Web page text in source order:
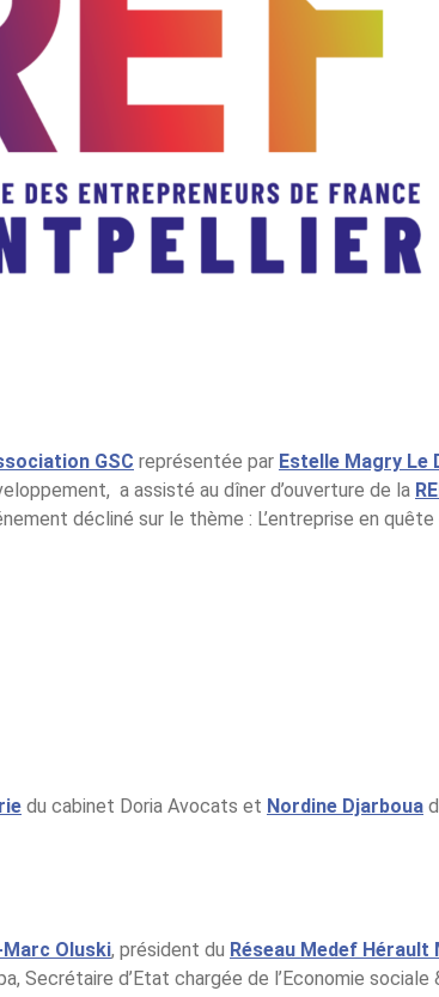
GSC représentée par Estelle Magry Le
a assisté au dîner d’ouverture de la
décliné sur le thème : L’entreprise en quête
du cabinet Doria Avocats et Nordine Djarboua
Marc Oluski, président du Réseau Medef Hérault
Secrétaire d’Etat chargée de l’Economie